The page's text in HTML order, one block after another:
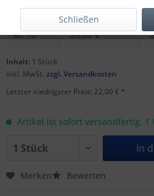
bis9 22,00 € *
ab10 20,00 € *
Inhalt: 1 Stück
inkl. MwSt. zzgl. Versandkosten
Letzter niedrigster Preis: 22,00 € *
Artikel ist sofort versandfertig, 1
In
Merken Bewerten
Schließen